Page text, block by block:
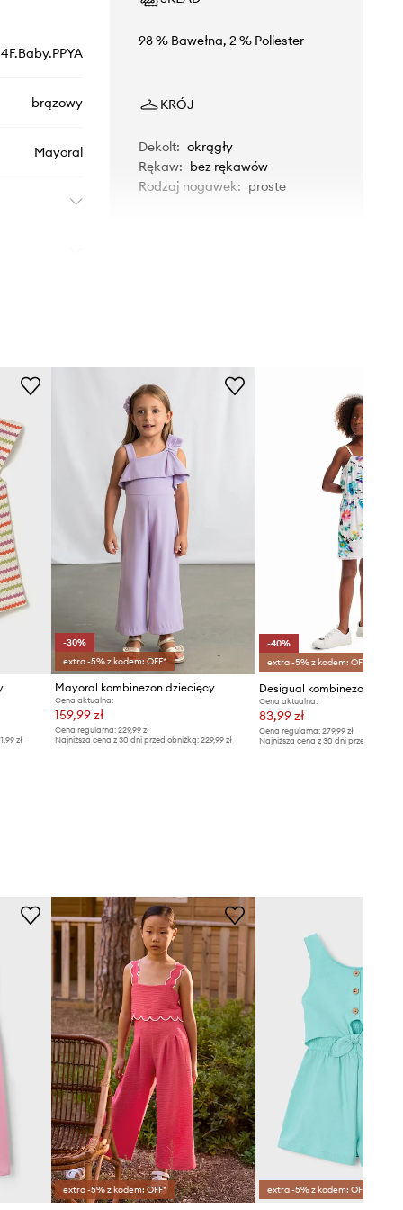
brązowy
Mayoral
98 % Bawełna, 2 % Poliester
KRÓJ
Dekolt: okrągły
Rękaw: bez rękawów
Rodzaj nogawek: proste
zł
-30%
extra -5% z kodem: OFF*
Mayoral kombinezon dziecięcy
Cena aktualna:
159,99 zł
Cena regularna:229,99 zł
Najniższa cena z 30 dni przed obniżką:229,99 zł
-40%
extra -5% z kodem: OFF*
Desigual kombinezon
Cena aktualna:
83,99 zł
Cena regularna: 279,99 zł
Najniższa cena z 30 dni przed obniżką:
extra -5% z kodem: OFF* extra -5% z kodem: OFF*